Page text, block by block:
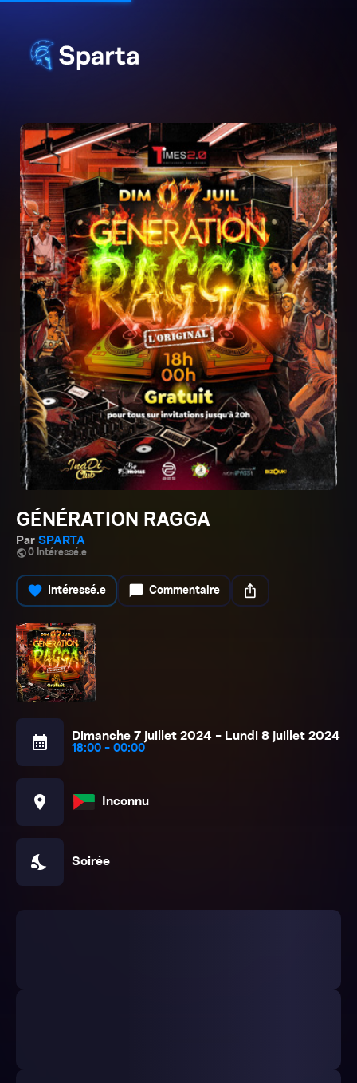
GÉNÉRATION RAGGA
Par SPARTA
public0 Intéressé.e
favorite Intéressé.e chat_bubble Commentaire ios_share
calendar_month Dimanche 7 juillet 2024 - Lundi 8 juillet 2024
18:00 - 00:00
location_on Inconnu
nights_stay Soirée